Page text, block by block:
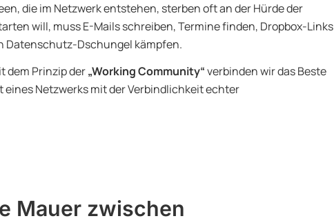
die im Netzwerk entstehen, sterben oft an der Hürde der
will, muss E-Mails schreiben, Termine finden, Dropbox-Links
Datenschutz-Dschungel kämpfen.
dem Prinzip der„Working Community“verbinden wir das Beste
eines Netzwerks mit der Verbindlichkeit echter
Mauer zwischen